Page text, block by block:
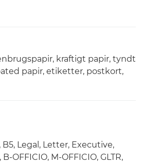
kraftigt papir, tyndt
papir, etiketter, postkort,
B5, Legal, Letter, Executive,
OFFICIO, M-OFFICIO, GLTR,